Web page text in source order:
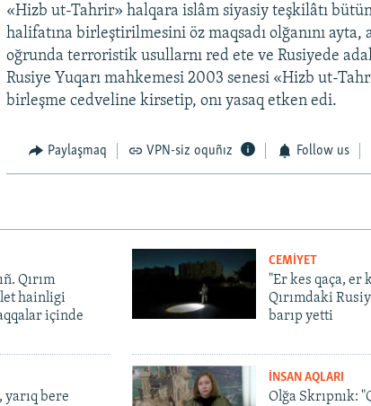
«Hizb ut-Tahrir» halqara islâm siyasiy teşkilâtı
halifatına birleştirilmesini öz maqsadı olğanını
oğrunda terroristik usullarnı red ete ve Rusiyede
Rusiye Yuqarı mahkemesi 2003 senesi «Hizb ut-
birleşme cedveline kirsetip, onı yasaq etken edi.
Paylaşmaq VPN-siz oquñız Follow us
Qırım
hainligi
içinde
CEMİYET
"Er kes qaça, er
Qırımdaki
barıp yetti
bere
İNSAN AQLARI
Olğa Skrıpnık: